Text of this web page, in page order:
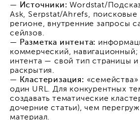
— Источники: Wordstat/
Ask, Serpstat/Ahrefs, поисковые
регионе, внутренние запросы
сейлзов.
— Разметка интента:
коммерческий, навигационный;
интента — свой тип страницы и
раскрытия.
— Кластеризация:
один URL. Для конкурентных
создавать тематические
дочерние статьи), чем
материал.